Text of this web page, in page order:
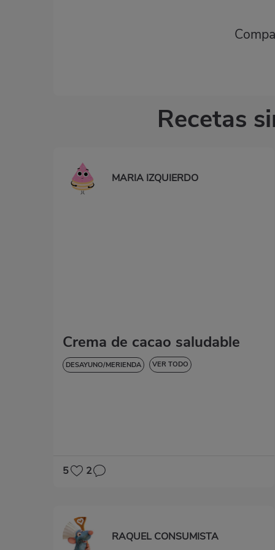
Recetas
MARIA IZQUIERDO
Crema de cacao saludable
DESAYUNO/MERIENDA VER TODO
5 2
RAQUEL CONSUMISTA